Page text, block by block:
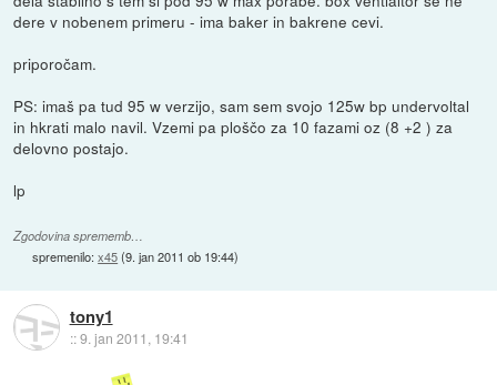
dere v nobenem primeru - ima baker in bakrene cevi.
priporočam.
PS: imaš pa tud 95 w verzijo, sam sem svojo 125w bp undervoltal
in hkrati malo navil. Vzemi pa ploščo za 10 fazami oz (8 +2 ) za
delovno postajo.
lp
Zgodovina sprememb…
spremenilo:x45(9. jan 2011 ob 19:44)
tony1
::9. jan 2011, 19:41